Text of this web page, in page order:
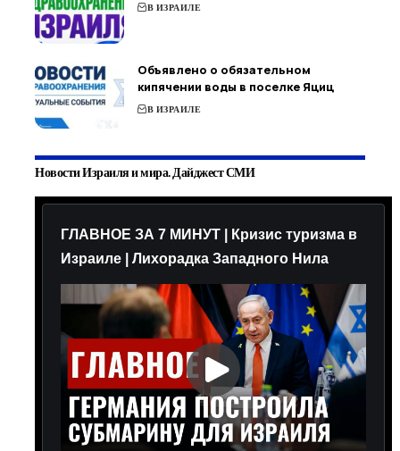
В ИЗРАИЛЕ
Объявлено о обязательном
кипячении воды в поселке Яциц
В ИЗРАИЛЕ
Новости Израиля и мира. Дайджест СМИ